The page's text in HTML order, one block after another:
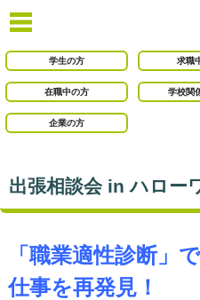
学生の方 求職
在職中の方 学校関
企業の方
出張相談会 in ハロー
「職業適性診断」
仕事を再発見！